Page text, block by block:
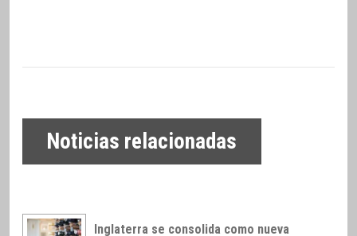
Noticias relacionadas
Inglaterra se consolida como nueva